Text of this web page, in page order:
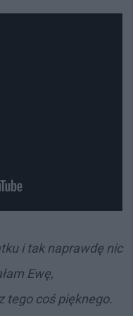
i tak naprawdę nic
Ewę,
tego coś pięknego.